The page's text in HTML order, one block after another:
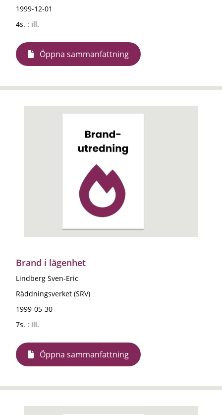
1999-12-01
4s. : ill.
Öppna sammanfattning
Brand i lägenhet
Lindberg Sven-Eric
Räddningsverket (SRV)
1999-05-30
7s. : ill.
Öppna sammanfattning